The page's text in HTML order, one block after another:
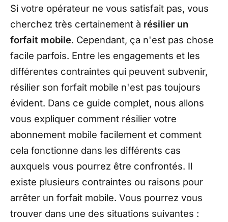
Si votre opérateur ne vous satisfait pas, vous
cherchez très certainement à résilier un
forfait mobile. Cependant, ça n'est pas chose
facile parfois. Entre les engagements et les
différentes contraintes qui peuvent subvenir,
résilier son forfait mobile n'est pas toujours
évident. Dans ce guide complet, nous allons
vous expliquer comment résilier votre
abonnement mobile facilement et comment
cela fonctionne dans les différents cas
auxquels vous pourrez être confrontés. Il
existe plusieurs contraintes ou raisons pour
arrêter un forfait mobile. Vous pourrez vous
trouver dans une des situations suivantes :